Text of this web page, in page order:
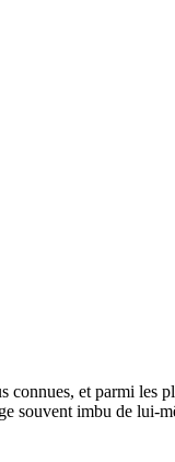
et parmi les
souvent imbu de